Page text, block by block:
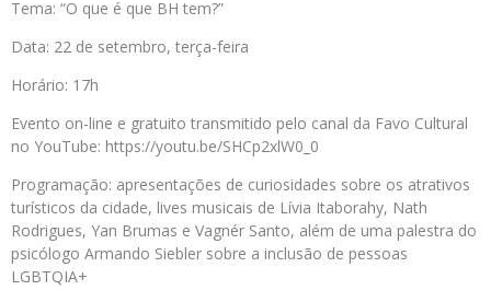
Tema: “O que é que BH tem?”
Data: 22 de setembro, terça-feira
Horário: 17h
Evento on-line e gratuito transmitido pelo canal da Favo Cultural
no YouTube: https://youtu.be/SHCp2xlW0_0
Programação: apresentações de curiosidades sobre os atrativos
turísticos da cidade, lives musicais de Lívia Itaborahy, Nath
Rodrigues, Yan Brumas e Vagnér Santo, além de uma palestra do
psicólogo Armando Siebler sobre a inclusão de pessoas
LGBTQIA+